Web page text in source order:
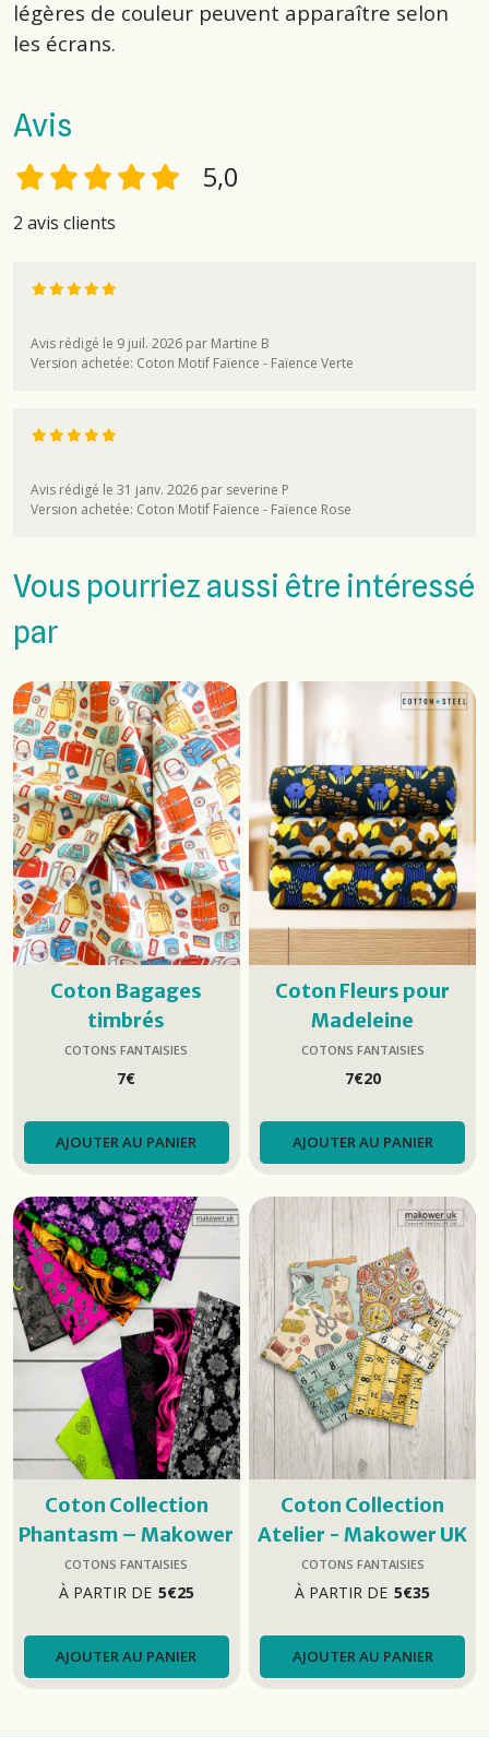
légères de couleur peuvent apparaître selon
les écrans.
Avis
5,0
2 avis clients
Avis rédigé le 9 juil. 2026 par Martine B
Version achetée: Coton Motif Faïence - Faïence Verte
Avis rédigé le 31 janv. 2026 par severine P
Version achetée: Coton Motif Faïence - Faïence Rose
Vous pourriez aussi être intéressé
par
Coton Bagages
timbrés
COTONS FANTAISIES
7€
AJOUTER AU PANIER
Coton Fleurs pour
Madeleine
COTONS FANTAISIES
7€20
AJOUTER AU PANIER
Coton Collection
Phantasm – Makower
UK
COTONS FANTAISIES
À PARTIR DE 5€25
AJOUTER AU PANIER
Coton Collection
Atelier - Makower UK
COTONS FANTAISIES
À PARTIR DE 5€35
AJOUTER AU PANIER